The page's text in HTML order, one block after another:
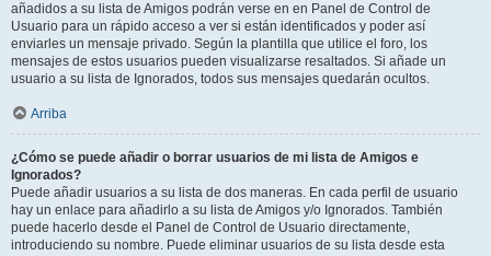
añadidos a su lista de Amigos podrán verse en en Panel de Control de
Usuario para un rápido acceso a ver si están identificados y poder así
enviarles un mensaje privado. Según la plantilla que utilice el foro, los
mensajes de estos usuarios pueden visualizarse resaltados. Si añade un
usuario a su lista de Ignorados, todos sus mensajes quedarán ocultos.
Arriba
¿Cómo se puede añadir o borrar usuarios de mi lista de Amigos e
Ignorados?
Puede añadir usuarios a su lista de dos maneras. En cada perfil de usuario
hay un enlace para añadirlo a su lista de Amigos y/o Ignorados. También
puede hacerlo desde el Panel de Control de Usuario directamente,
introduciendo su nombre. Puede eliminar usuarios de su lista desde esta